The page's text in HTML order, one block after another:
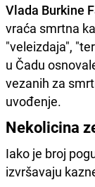
Vlada Burkine
vraća smrtna
"veleizdaja",
u Čadu
vezanih za
uvođenje.
Nekolicina
Iako je broj
izvršavaju